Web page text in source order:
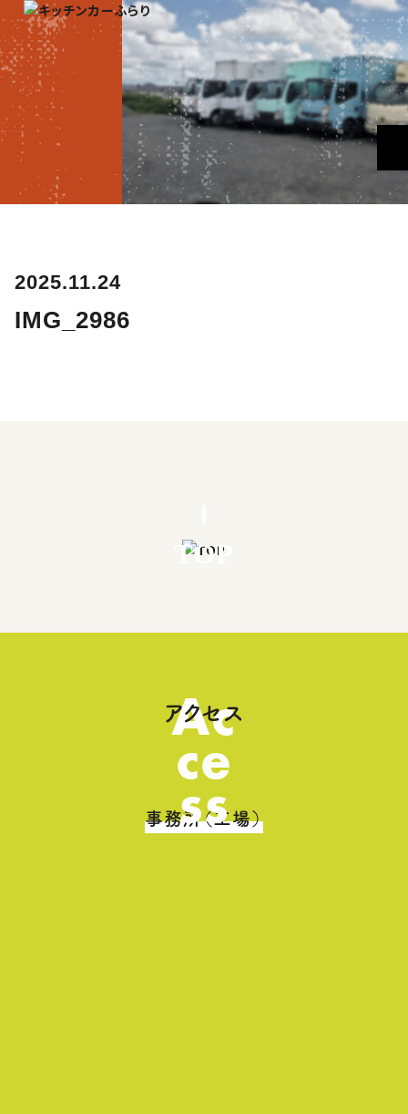
2025.11.24
IMG_2986
TOP
Ac
ce
ss
アクセス
事務所（工場）